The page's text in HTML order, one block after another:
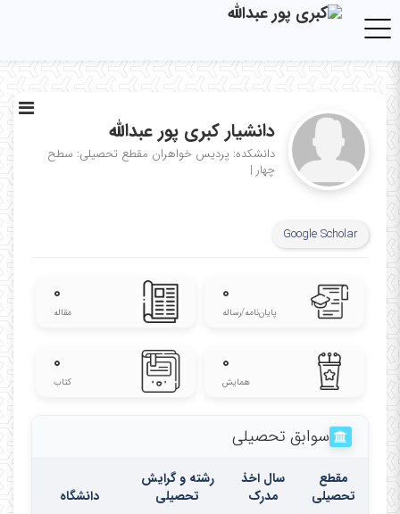
Toggle navigation
دانشیار کبری پور عبدالله
دانشکده: پردیس خواهران مقطع تحصیلی: سطح
چهار |
Google Scholar
۰
پایان‌نامه‌/رساله
۰
مقاله
۰
همایش
۰
کتاب
سوابق تحصیلی
مقطع
تحصیلی
سال اخذ
مدرک
رشته و گرایش
تحصیلی
دانشگاه